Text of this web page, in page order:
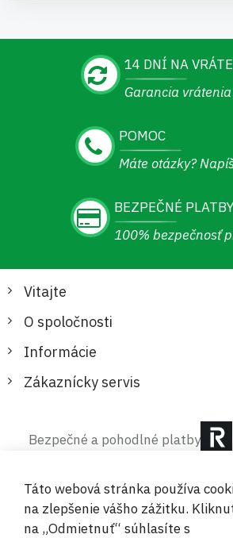
14 DNÍ NA
Garancia
POMOC
Máte otázky?
BEZPEČNÉ PLATBY
100% bezpečnosť
Vitajte
O spoločnosti
Informácie
Zákaznícky servis
Bezpečné a pohodlné platby
Táto webová stránka používa
na zlepšenie vášho zážitku.
na „Odmietnuť“ súhlasíte s